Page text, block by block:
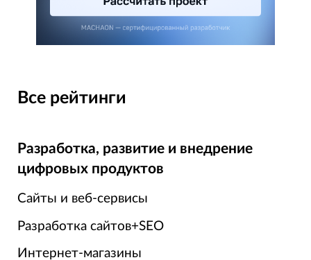
Все рейтинги
Разработка, развитие и внедрение
цифровых продуктов
Сайты и веб-сервисы
Разработка сайтов+SEO
Интернет-магазины